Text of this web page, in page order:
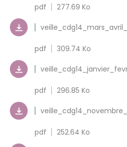
pdf 277.69 Ko
pdf 309.74 Ko
pdf 296.85 Ko
pdf 252.64 Ko